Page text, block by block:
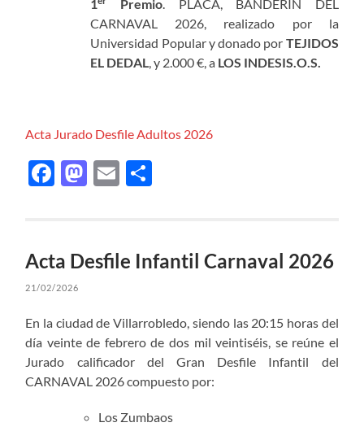
1 Premio. PLACA, BANDERÍN DEL
CARNAVAL 2026, realizado por la
Universidad Popular y donado por TEJIDOS
EL DEDAL, y 2.000 €, a LOS INDESIS.O.S.
Acta Jurado Desfile Adultos 2026
Facebook
Mastodon
Email
Acta Desfile Infantil Carnaval 2026
21/02/2026
En la ciudad de Villarrobledo, siendo las 20:15 horas del
día veinte de febrero de dos mil veintiséis, se reúne el
Jurado calificador del Gran Desfile Infantil del
CARNAVAL 2026 compuesto por:
Los Zumbaos